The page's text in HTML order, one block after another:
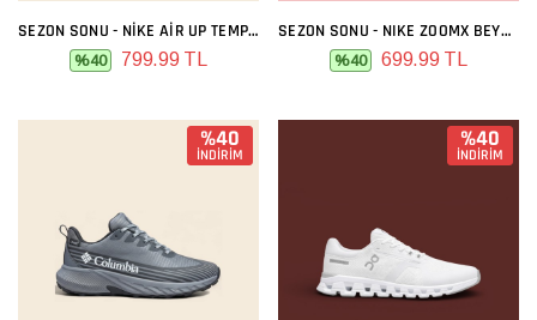
SEZON SONU - NIKE AIR UP TEMPO COLOR
%40 799.99 TL
SEZON SONU - NIKE ZOOMX BEYAZ LACIVERT
%40 699.99 TL
%40
İNDİRİM
%40
İNDİRİM